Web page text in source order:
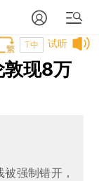
试听
T中
敦现8万
强制错开，